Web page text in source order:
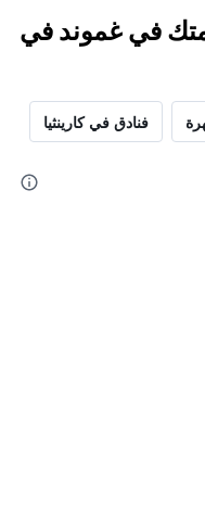
في غموند في
فنادق في كارينثيا